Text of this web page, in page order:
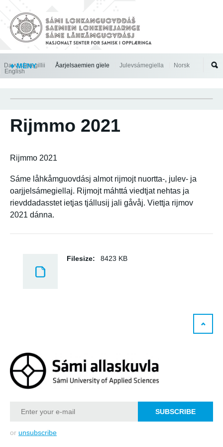
MENY
Davvisámegillii Åarjelsaemien gïele Julevsámegiella
Norsk
English
Rijmmo 2021
Rijmmo 2021
Sáme låhkåmguovdásj almot rijmojt nuortta-, julev- ja
oarjjelsámegiellaj. Rijmojt máhttá viedtjat nehtas ja
rievddadasstet ietjas tjállusij jali gåvåj. Viettja rijmov
2021 dánna.
Filesize: 8423 KB
or unsubscribe